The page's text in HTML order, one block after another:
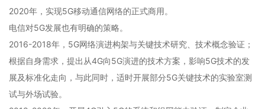
2020年，实现5G移动通信网络的正式商用。
电信对5G发展也有明确的策略。
2016-2018年，5G网络演进构架与关键技术研究、技术概念验证；
根据自身需求，提出从4G向5G演进的技术方案，影响5G技术的发
展及标准化走向，与此同时，适时开展部分5G关键技术的实验室测
试与外场试验。